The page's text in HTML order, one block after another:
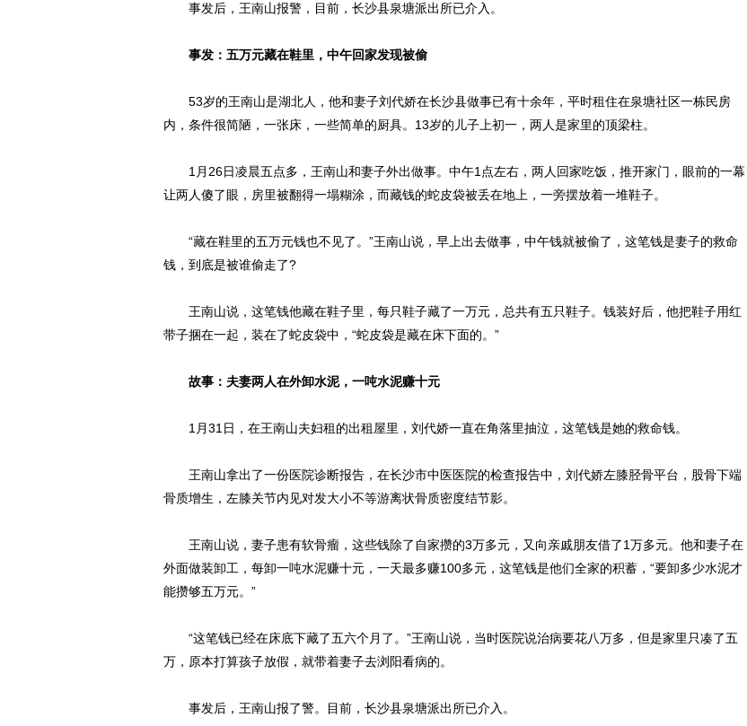
事发后，王南山报警，目前，长沙县泉塘派出所已介入。
事发：五万元藏在鞋里，中午回家发现被偷
53岁的王南山是湖北人，他和妻子刘代娇在长沙县做事已有十余年，平时租住在泉塘社区一栋民房
内，条件很简陋，一张床，一些简单的厨具。13岁的儿子上初一，两人是家里的顶梁柱。
1月26日凌晨五点多，王南山和妻子外出做事。中午1点左右，两人回家吃饭，推开家门，眼前的一幕
让两人傻了眼，房里被翻得一塌糊涂，而藏钱的蛇皮袋被丢在地上，一旁摆放着一堆鞋子。
“藏在鞋里的五万元钱也不见了。”王南山说，早上出去做事，中午钱就被偷了，这笔钱是妻子的救命
钱，到底是被谁偷走了?
王南山说，这笔钱他藏在鞋子里，每只鞋子藏了一万元，总共有五只鞋子。钱装好后，他把鞋子用红
带子捆在一起，装在了蛇皮袋中，“蛇皮袋是藏在床下面的。”
故事：夫妻两人在外卸水泥，一吨水泥赚十元
1月31日，在王南山夫妇租的出租屋里，刘代娇一直在角落里抽泣，这笔钱是她的救命钱。
王南山拿出了一份医院诊断报告，在长沙市中医医院的检查报告中，刘代娇左膝胫骨平台，股骨下端
骨质增生，左膝关节内见对发大小不等游离状骨质密度结节影。
王南山说，妻子患有软骨瘤，这些钱除了自家攒的3万多元，又向亲戚朋友借了1万多元。他和妻子在
外面做装卸工，每卸一吨水泥赚十元，一天最多赚100多元，这笔钱是他们全家的积蓄，“要卸多少水泥才
能攒够五万元。”
“这笔钱已经在床底下藏了五六个月了。”王南山说，当时医院说治病要花八万多，但是家里只凑了五
万，原本打算孩子放假，就带着妻子去浏阳看病的。
事发后，王南山报了警。目前，长沙县泉塘派出所已介入。